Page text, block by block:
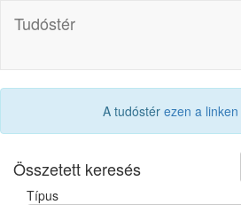
Tudóstér
A tudóstér ezen a linken
Összetett keresés
Típus